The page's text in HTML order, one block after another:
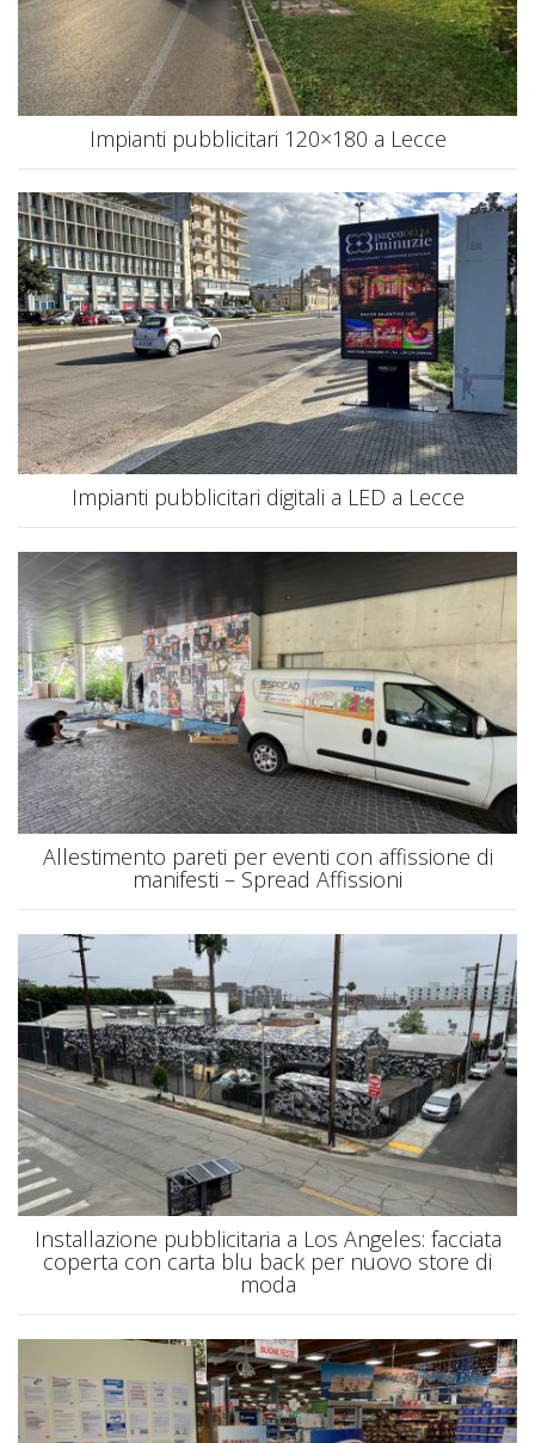
Impianti pubblicitari 120×180 a Lecce
Impianti pubblicitari digitali a LED a Lecce
Allestimento pareti per eventi con affissione di
manifesti – Spread Affissioni
Installazione pubblicitaria a Los Angeles: facciata
coperta con carta blu back per nuovo store di
moda